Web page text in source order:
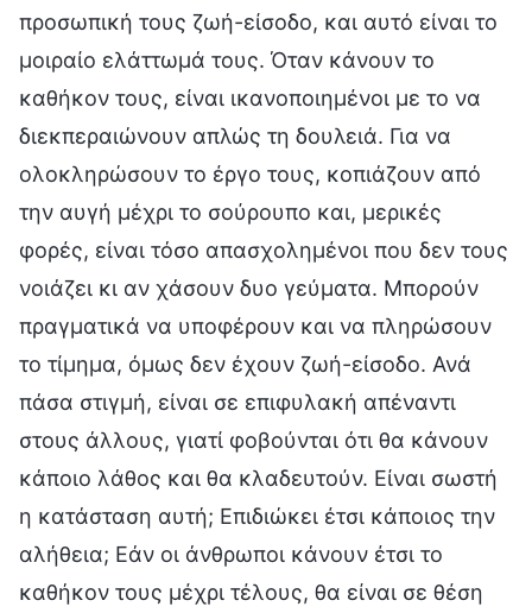
προσωπική τους ζωή-είσοδο, και αυτό είναι το
μοιραίο ελάττωμά τους. Όταν κάνουν το
καθήκον τους, είναι ικανοποιημένοι με το να
διεκπεραιώνουν απλώς τη δουλειά. Για να
ολοκληρώσουν το έργο τους, κοπιάζουν από
την αυγή μέχρι το σούρουπο και, μερικές
φορές, είναι τόσο απασχολημένοι που δεν τους
νοιάζει κι αν χάσουν δυο γεύματα. Μπορούν
πραγματικά να υποφέρουν και να πληρώσουν
το τίμημα, όμως δεν έχουν ζωή-είσοδο. Ανά
πάσα στιγμή, είναι σε επιφυλακή απέναντι
στους άλλους, γιατί φοβούνται ότι θα κάνουν
κάποιο λάθος και θα κλαδευτούν. Είναι σωστή
η κατάσταση αυτή; Επιδιώκει έτσι κάποιος την
αλήθεια; Εάν οι άνθρωποι κάνουν έτσι το
καθήκον τους μέχρι τέλους, θα είναι σε θέση